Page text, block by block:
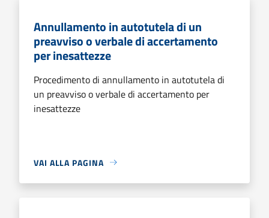
Annullamento in autotutela di un
preavviso o verbale di accertamento
per inesattezze
Procedimento di annullamento in autotutela di
un preavviso o verbale di accertamento per
inesattezze
VAI ALLA PAGINA